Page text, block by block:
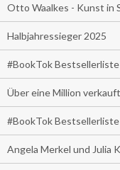
Otto Waalkes - Kunst in
Halbjahressieger 2025
#BookTok
Über eine Million
#BookTok
Angela Merkel und Julia